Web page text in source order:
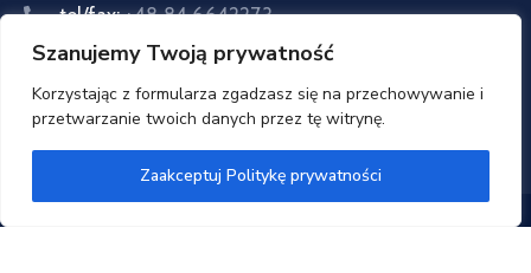
Szanujemy Twoją prywatność
Korzystając z formularza zgadzasz się na przechowywanie i
przetwarzanie twoich danych przez tę witrynę.
Zaakceptuj Politykę prywatności
tel/fax:+48 84 6642273
tel:+48 84 6642057
Email:sekretariat@zdptomaszow.pl